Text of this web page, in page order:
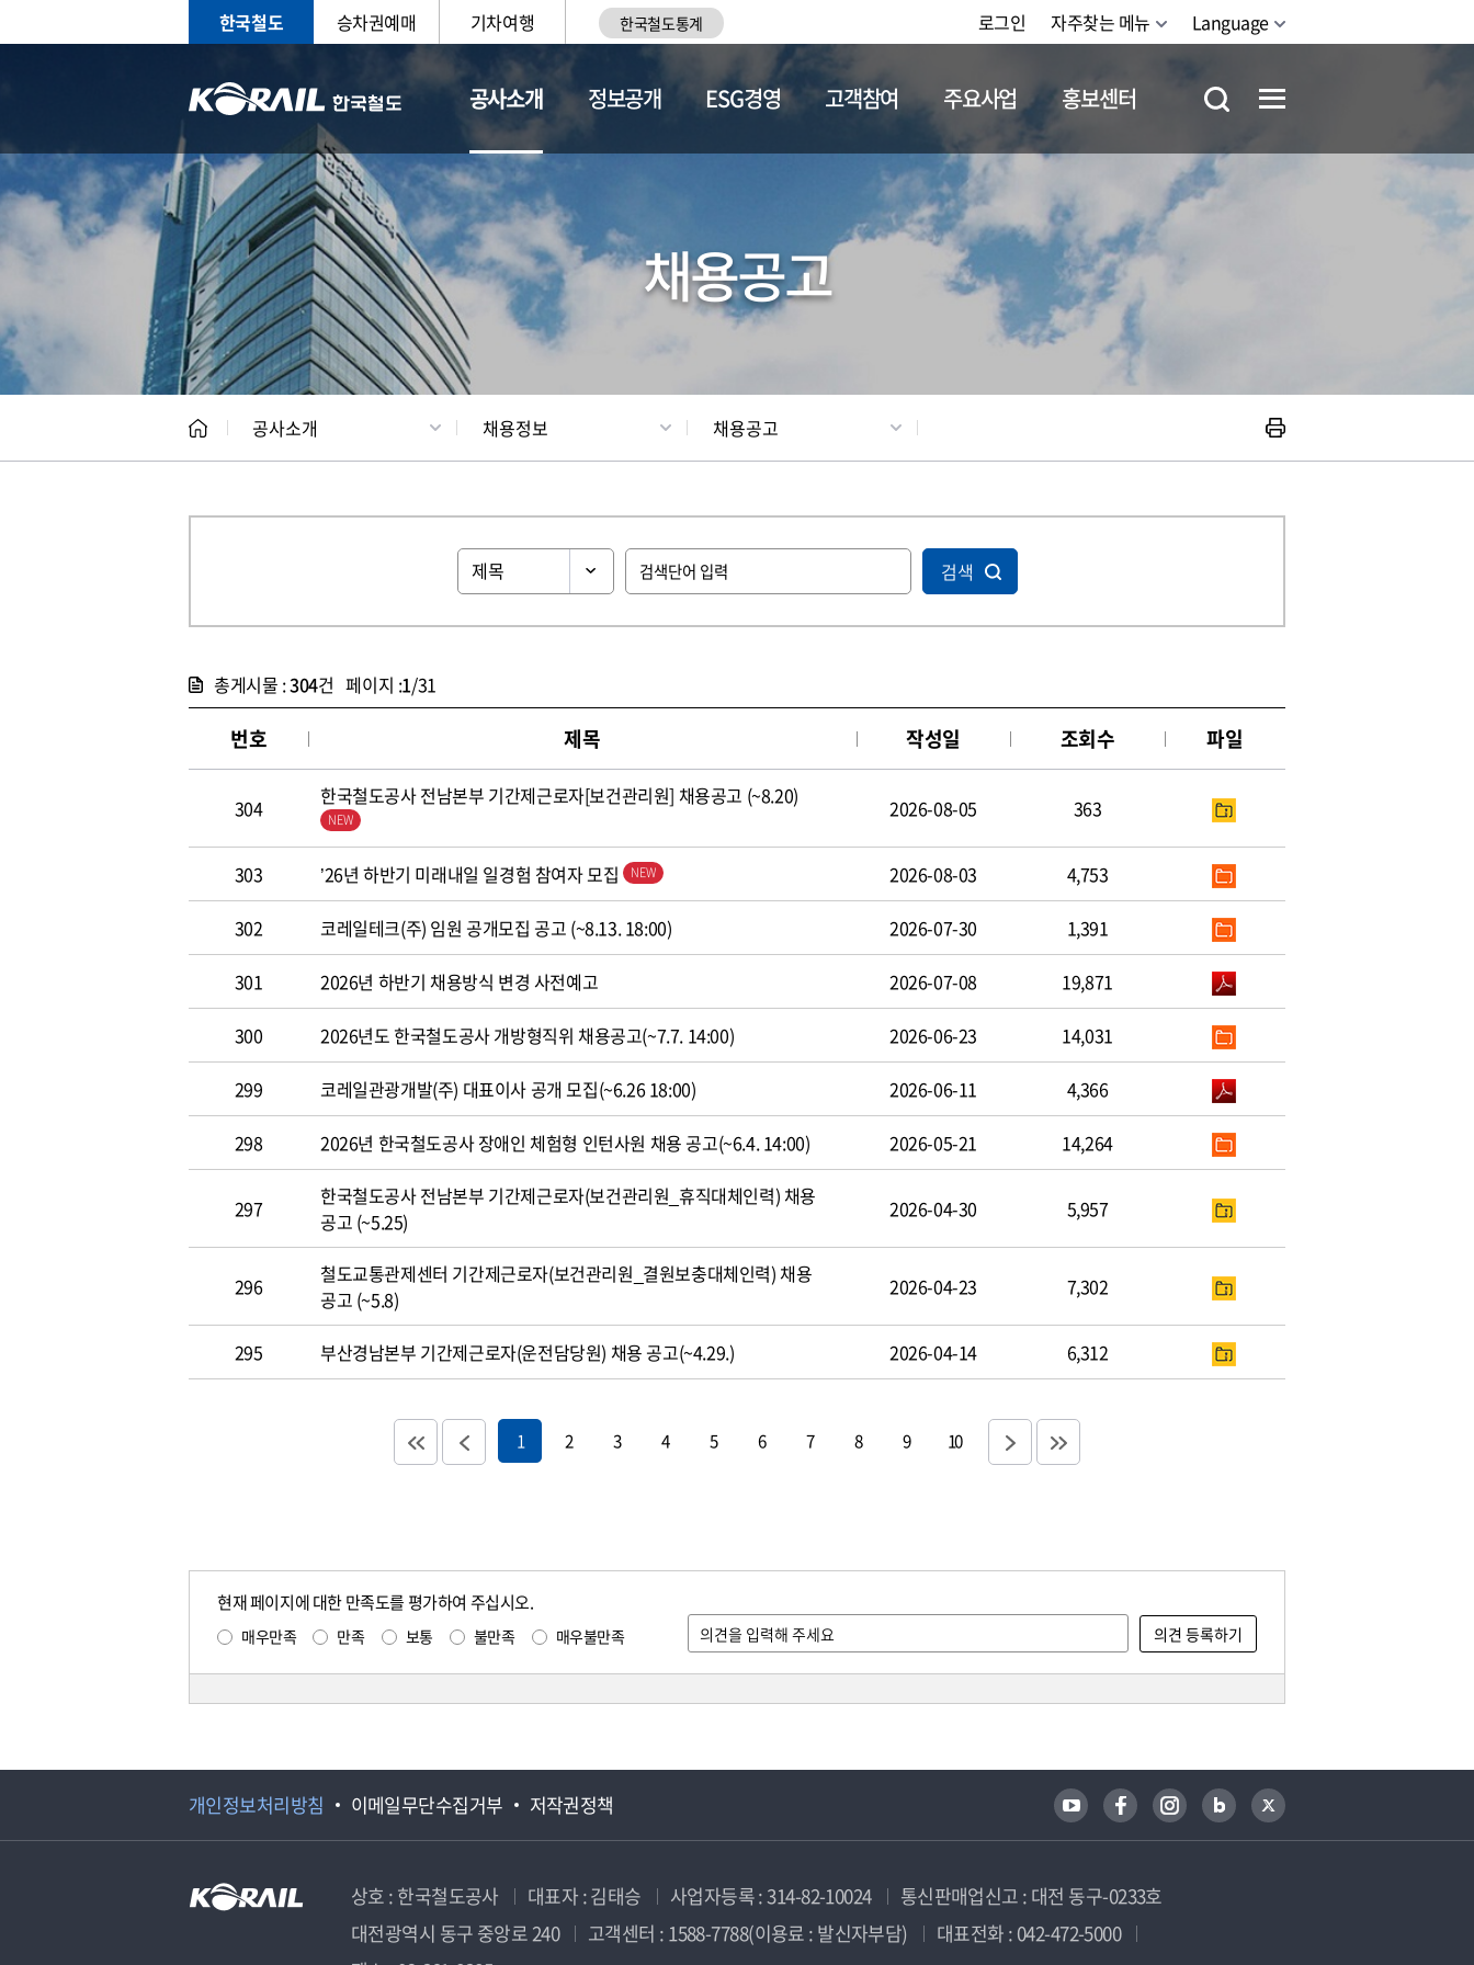
한국철도 승차권예매 기차여행 한국철도통계 로그인 자주찾는 메뉴 Language
공사소개
CEO 일반현황 채용정보
정보공개 ESG경영 고객참여 주요사업 홍보센터
채용공고
공사소개 채용정보 채용공고
검색
총게시물 :304건 페이지 :1/31
번호 제목 작성일 조회수 파일
304 한국철도공사 전남본부 기간제근로자[보건관리원] 채용공고 (~8.20) 2026-08-05 363
303 ’26년 하반기 미래내일 일경험 참여자 모집 2026-08-03 4,753
302 코레일테크(주) 임원 공개모집 공고 (~8.13. 18:00) 2026-07-30 1,391
301 2026년 하반기 채용방식 변경 사전예고 2026-07-08 19,871
300 2026년도 한국철도공사 개방형직위 채용공고(~7.7. 14:00) 2026-06-23 14,031
299 코레일관광개발(주) 대표이사 공개 모집(~6.26 18:00) 2026-06-11 4,366
298 2026년 한국철도공사 장애인 체험형 인턴사원 채용 공고(~6.4. 14:00) 2026-05-21 14,264
297
한국철도공사 전남본부 기간제근로자(보건관리원_휴직대체인력) 채용
공고 (~5.25)
2026-04-30 5,957
296
철도교통관제센터 기간제근로자(보건관리원_결원보충대체인력) 채용
공고 (~5.8)
2026-04-23 7,302
295 부산경남본부 기간제근로자(운전담당원) 채용 공고(~4.29.) 2026-04-14 6,312
1 2 3 4 5 6 7 8 9 10
현재 페이지에 대한 만족도를 평가하여 주십시오.
매우만족 만족 보통 불만족 매우불만족
개인정보처리방침 이메일무단수집거부 저작권정책
상호 : 한국철도공사 대표자 : 김태승 사업자등록 : 314-82-10024
통신판매업신고 : 대전 동구-0233호
대전광역시 동구 중앙로 240
고객센터 : 1588-7788(이용료 : 발신자부담)
대표전화 : 042-472-5000